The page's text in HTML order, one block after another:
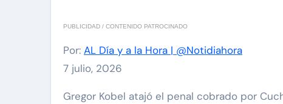
PUBLICIDAD / CONTENIDO PATROCINADO
Por: AL Día y a la Hora | @Notidiahora
7 julio, 2026
Gregor Kobel atajó el penal cobrado por Cucho Hernández en la tanda, Rubén Vargas acertó el tiro definitivo y Suiza eliminó el martes a